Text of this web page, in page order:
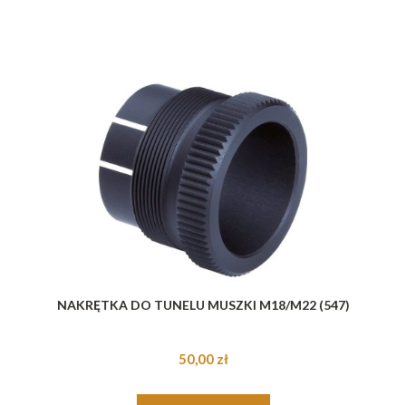
NAKRĘTKA DO TUNELU MUSZKI M18/M22 (547)
50,00 zł